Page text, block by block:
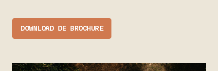
DOWNLOAD DE BROCHURE